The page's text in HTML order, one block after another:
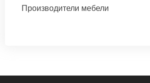
Производители мебели